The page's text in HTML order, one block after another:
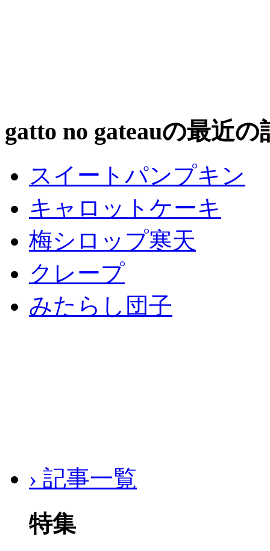
gatto no gateauの最近の
スイートパンプキン
キャロットケーキ
梅シロップ寒天
クレープ
みたらし団子
› 記事一覧
特集